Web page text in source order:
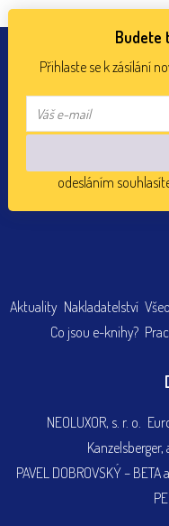
Budete
Přihlaste se k zásílání
odesláním
Aktuality Nakladatelství
Co jsou e-knihy?
NEOLUXOR, s. r. o.
Kanzelsberger,
PAVEL DOBROVSKÝ – BETA